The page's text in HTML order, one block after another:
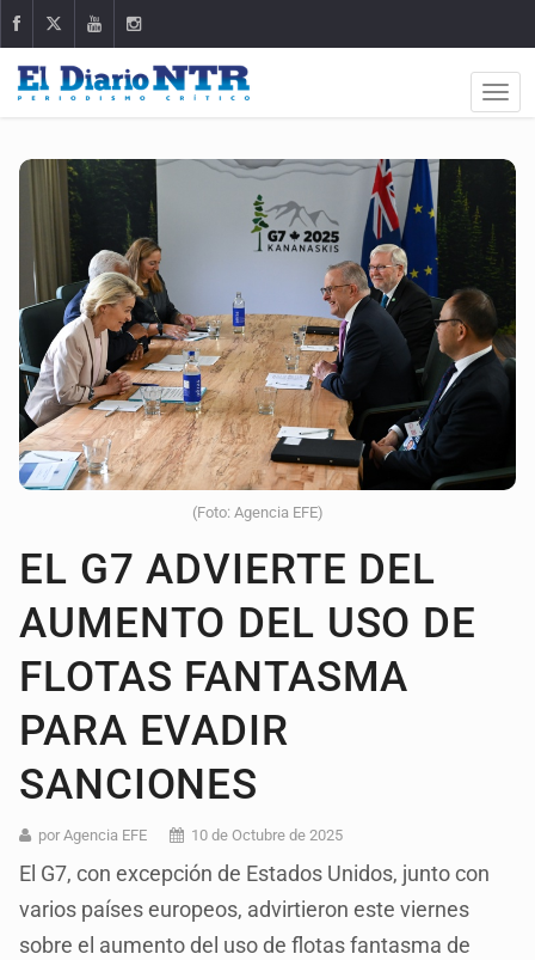
(Foto: Agencia EFE)
EL G7 ADVIERTE DEL
AUMENTO DEL USO DE
FLOTAS FANTASMA
PARA EVADIR
SANCIONES
por Agencia EFE 10 de Octubre de 2025
El G7, con excepción de Estados Unidos, junto con
varios países europeos, advirtieron este viernes
sobre el aumento del uso de flotas fantasma de